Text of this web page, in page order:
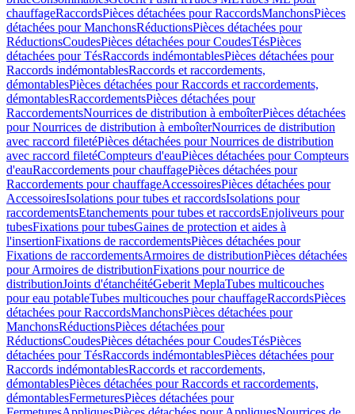
chauffageRaccordsPièces détachées pour RaccordsManchonsPièces
détachées pour ManchonsRéductionsPièces détachées pour
RéductionsCoudesPièces détachées pour CoudesTésPièces
détachées pour TésRaccords indémontablesPièces détachées pour
Raccords indémontablesRaccords et raccordements,
démontablesPièces détachées pour Raccords et raccordements,
démontablesRaccordementsPièces détachées pour
RaccordementsNourrices de distribution à emboîterPièces détachées
pour Nourrices de distribution à emboîterNourrices de distribution
avec raccord filetéPièces détachées pour Nourrices de distribution
avec raccord filetéCompteurs d'eauPièces détachées pour Compteurs
d'eauRaccordements pour chauffagePièces détachées pour
Raccordements pour chauffageAccessoiresPièces détachées pour
AccessoiresIsolations pour tubes et raccordsIsolations pour
raccordementsEtanchements pour tubes et raccordsEnjoliveurs pour
tubesFixations pour tubesGaines de protection et aides à
l'insertionFixations de raccordementsPièces détachées pour
Fixations de raccordementsArmoires de distributionPièces détachées
pour Armoires de distributionFixations pour nourrice de
distributionJoints d'étanchéitéGeberit MeplaTubes multicouches
pour eau potableTubes multicouches pour chauffageRaccordsPièces
détachées pour RaccordsManchonsPièces détachées pour
ManchonsRéductionsPièces détachées pour
RéductionsCoudesPièces détachées pour CoudesTésPièces
détachées pour TésRaccords indémontablesPièces détachées pour
Raccords indémontablesRaccords et raccordements,
démontablesPièces détachées pour Raccords et raccordements,
démontablesFermeturesPièces détachées pour